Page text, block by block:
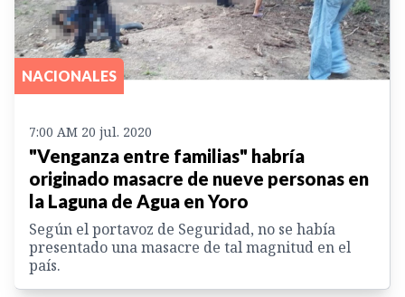
NACIONALES
7:00 AM 20 jul. 2020
"Venganza entre familias" habría
originado masacre de nueve personas en
la Laguna de Agua en Yoro
Según el portavoz de Seguridad, no se había
presentado una masacre de tal magnitud en el
país.